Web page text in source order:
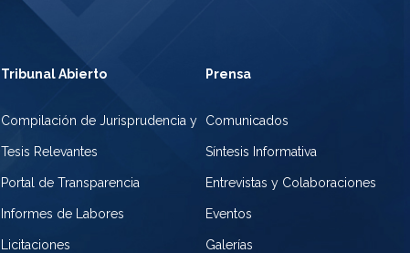
Tribunal Abierto
Compilación de Jurisprudencia y
Tesis Relevantes
Portal de Transparencia
Informes de Labores
Licitaciones
Prensa
Comunicados
Síntesis Informativa
Entrevistas y Colaboraciones
Eventos
Galerías